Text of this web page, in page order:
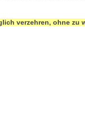
verzehren, ohne